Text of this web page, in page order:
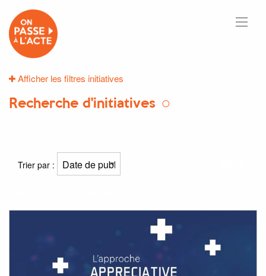
Afficher les filtres initiatives
Recherche d'initiatives
Trier par :